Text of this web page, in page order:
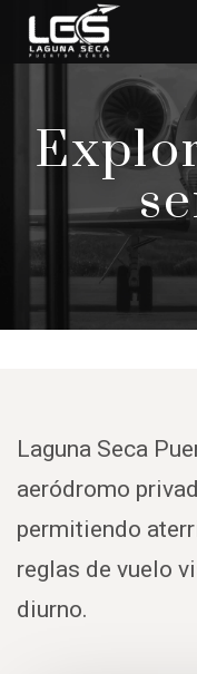
Laguna Seca
aeródromo
permitiendo
reglas de vuelo
diurno.